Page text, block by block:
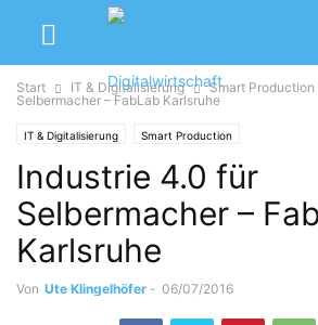
Start IT & Digitalisierung Smart Production
Selbermacher – FabLab Karlsruhe
IT & Digitalisierung Smart Production
Industrie 4.0 für
Selbermacher –
Karlsruhe
Von Ute Klingelhöfer - 06/07/2016